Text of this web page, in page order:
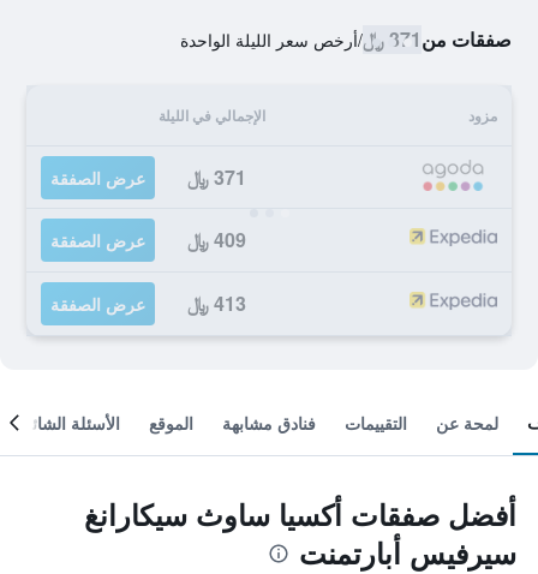
صفقات من371 ﷼ /أرخص سعر الليلة الواحدة
مزود الإجمالي في الليلة
371 ﷼ عرض الصفقة
409 ﷼ عرض الصفقة
413 ﷼ عرض الصفقة
لمحة عن التقييمات فنادق مشابهة الموقع الأسئلة الشائعة
أفضل صفقات أكسيا ساوث سيكارانغ
سيرفيس أبارتمنت